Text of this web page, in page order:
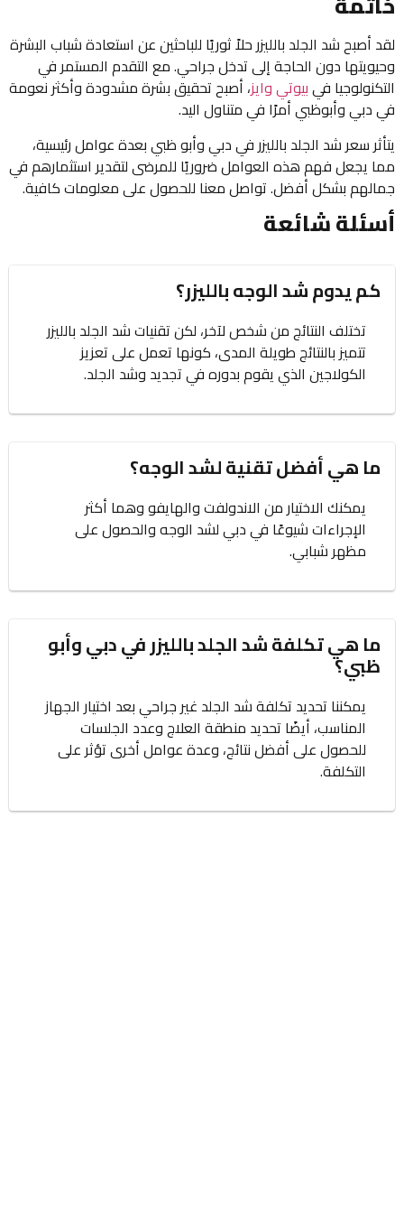
لقد أصبح شد الجلد بالليزر حلاً ثوريًا للباحثين عن استعادة شباب البشرة
وحيويتها دون الحاجة إلى تدخل جراحي. مع التقدم المستمر في
التكنولوجيا فيبيوتي وايز، أصبح تحقيق بشرة مشدودة وأكثر نعومة
في دبي وأبوظبي أمرًا في متناول اليد.
يتأثر سعر شد الجلد بالليزر في دبي وأبو ظبي بعدة عوامل رئيسية،
مما يجعل فهم هذه العوامل ضروريًا للمرضى لتقدير استثمارهم في
جمالهم بشكل أفضل. تواصل معنا للحصول على معلومات كافية.
أسئلة شائعة
كم يدوم شد الوجه بالليزر؟
تختلف النتائج من شخص لآخر، لكن تقنيات شد الجلد بالليزر
تتميز بالنتائج طويلة المدى، كونها تعمل على تعزيز
الكولاجين الذي يقوم بدوره في تجديد وشد الجلد.
ما هي أفضل تقنية لشد الوجه؟
يمكنك الاختيار من الاندولفت والهايفو وهما أكثر
الإجراءات شيوعًا في دبي لشد الوجه والحصول على
مظهر شبابي.
ما هي تكلفة شد الجلد بالليزر في دبي وأبو
ظبي؟
يمكننا تحديد تكلفة شد الجلد غير جراحي بعد اختيار الجهاز
المناسب، أيضًا تحديد منطقة العلاج وعدد الجلسات
للحصول على أفضل نتائج، وعدة عوامل أخرى تؤثر على
التكلفة.